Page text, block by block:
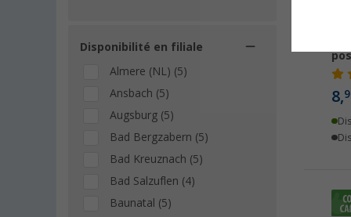
Disponibilité en filiale
Almere (NL) (5)
Ansbach (5)
Augsburg (5)
Bad Bergzabern (5)
Bad Kreuznach (5)
Bad Salzuflen (4)
Baunatal (5)
8,